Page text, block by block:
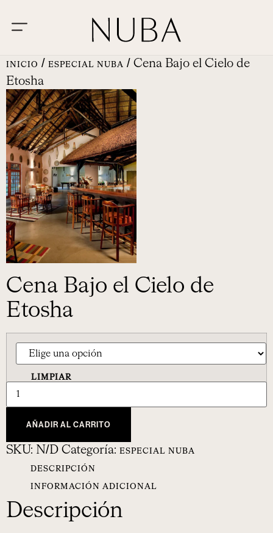
INICIO / ESPECIAL NUBA / Cena Bajo el Cielo de
Etosha
Cena Bajo el Cielo de
Etosha
LIMPIAR
AÑADIR AL CARRITO
SKU: N/D Categoría: ESPECIAL NUBA
DESCRIPCIÓN
INFORMACIÓN ADICIONAL
Descripción